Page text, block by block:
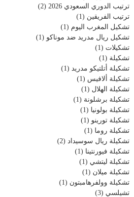
ترتيب الدوري السعودي 2026
(2)
ترتيب الفريقين (1)
تشكيل المغرب اليوم (1)
تشكيل ريال مدريد ضد موناكو (1)
تشكيلات (1)
تشكيلة (1)
تشكيلة أتلتيكو مدريد (1)
تشكيلة ألافيس (1)
تشكيلة الهلال (1)
تشكيلة برشلونة (1)
تشكيلة بولونيا (1)
تشكيلة تورينو (1)
تشكيلة روما (1)
تشكيلة ريال سوسيداد (2)
تشكيلة فيورنتينا (1)
تشكيلة ليتشي (1)
تشكيلة ميلان (1)
تشكيلة وولفرهامبتون (1)
تشيلسي (3)